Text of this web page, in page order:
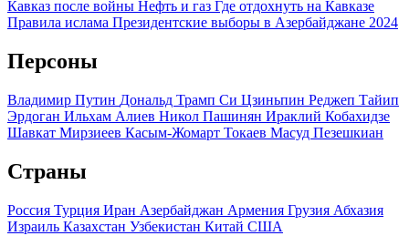
Кавказ после войны Нефть и газ Где отдохнуть на Кавказе
Правила ислама Президентские выборы в Азербайджане 2024
Персоны
Владимир Путин Дональд Трамп Си Цзиньпин Реджеп Тайип
Эрдоган Ильхам Алиев Никол Пашинян Ираклий Кобахидзе
Шавкат Мирзиеев Касым-Жомарт Токаев Масуд Пезешкиан
Страны
Россия Турция Иран Азербайджан Армения Грузия Абхазия
Израиль Казахстан Узбекистан Китай США